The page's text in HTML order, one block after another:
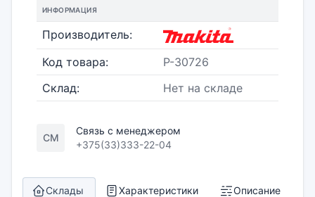
ИНФОРМАЦИЯ
Производитель:
Код товара:
P-30726
Склад:
Нет на складе
СМ
Связь с менеджером
+375(33)333-22-04
Склады Характеристики Описание